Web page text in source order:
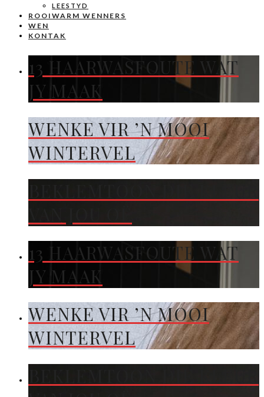
LEESTYD
ROOIWARM WENNERS
WEN
KONTAK
13 HAARWASFOUTE WAT
JY MAAK
WENKE VIR ’N MOOI
WINTERVEL
13 HAARWASFOUTE WAT
JY MAAK
WENKE VIR ’N MOOI
WINTERVEL